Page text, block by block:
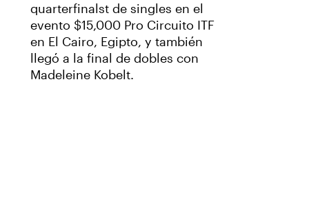
quarterfinalst de singles en el
evento $15,000 Pro Circuito ITF
en El Cairo, Egipto, y también
llegó a la final de dobles con
Madeleine Kobelt.